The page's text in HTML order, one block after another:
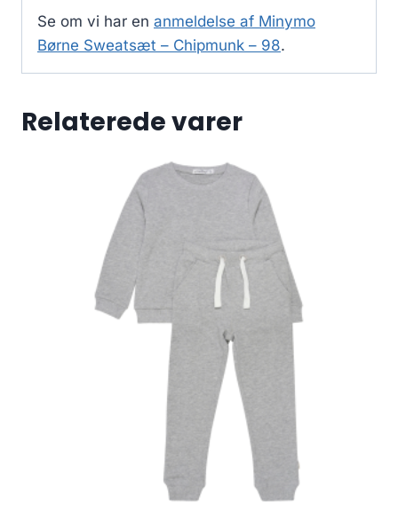
Se om vi har en anmeldelse af Minymo
Børne Sweatsæt – Chipmunk – 98.
Relaterede varer